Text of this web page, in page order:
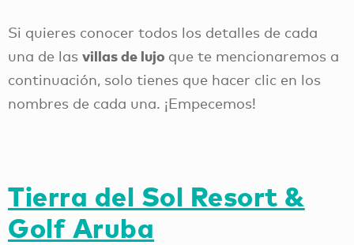
Si quieres conocer todos los detalles de cada
una de las villas de lujo que te mencionaremos a
continuación, solo tienes que hacer clic en los
nombres de cada una. ¡Empecemos!
Tierra del Sol Resort &
Golf Aruba